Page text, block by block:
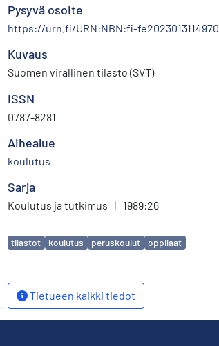
Pysyvä osoite
https://urn.fi/URN:NBN:fi-fe2023013114970
Kuvaus
Suomen virallinen tilasto (SVT)
ISSN
0787-8281
Aihealue
koulutus
Sarja
Koulutus ja tutkimus | 1989:26
Avainsanat
tilastot koulutus peruskoulut oppilaat
Tietueen kaikki tiedot